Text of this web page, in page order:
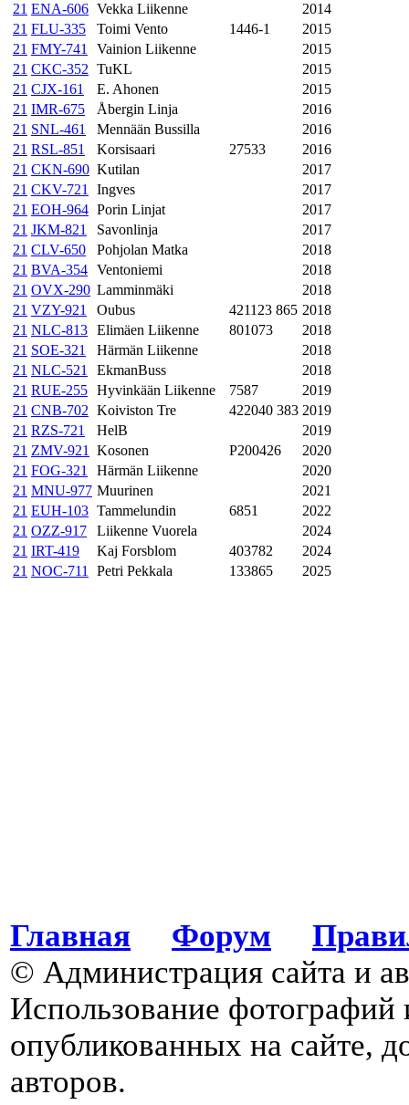
21 ENA-606 Vekka Liikenne
2014
21 FLU-335 Toimi Vento 1446-1
2015
21 FMY-741 Vainion Liikenne
2015
21 CKC-352 TuKL
2015
21 CJX-161 E. Ahonen
2015
21 IMR-675 Åbergin Linja
2016
21 SNL-461 Mennään Bussilla
2016
21 RSL-851 Korsisaari 27533
2016
21 CKN-690 Kutilan
2017
21 CKV-721 Ingves
2017
21 EOH-964 Porin Linjat
2017
21 JKM-821 Savonlinja
2017
21 CLV-650 Pohjolan Matka
2018
21 BVA-354 Ventoniemi
2018
21 OVX-290 Lamminmäki
2018
21 VZY-921 Oubus 421123 865 2018
21 NLC-813 Elimäen Liikenne 801073
2018
21 SOE-321 Härmän Liikenne
2018
21 NLC-521 EkmanBuss
2018
21 RUE-255 Hyvinkään Liikenne 7587
2019
21 CNB-702 Koiviston Tre 422040 383 2019
21 RZS-721 HelB
2019
21 ZMV-921 Kosonen P200426
2020
21 FOG-321 Härmän Liikenne
2020
21 MNU-977 Muurinen
2021
21 EUH-103 Tammelundin 6851
2022
21 OZZ-917 Liikenne Vuorela
2024
21 IRT-419 Kaj Forsblom 403782
2024
21 NOC-711 Petri Pekkala 133865 2025
Главная Форум
© Администрация сайта и
Использование
опубликованных на сайте,
авторов.